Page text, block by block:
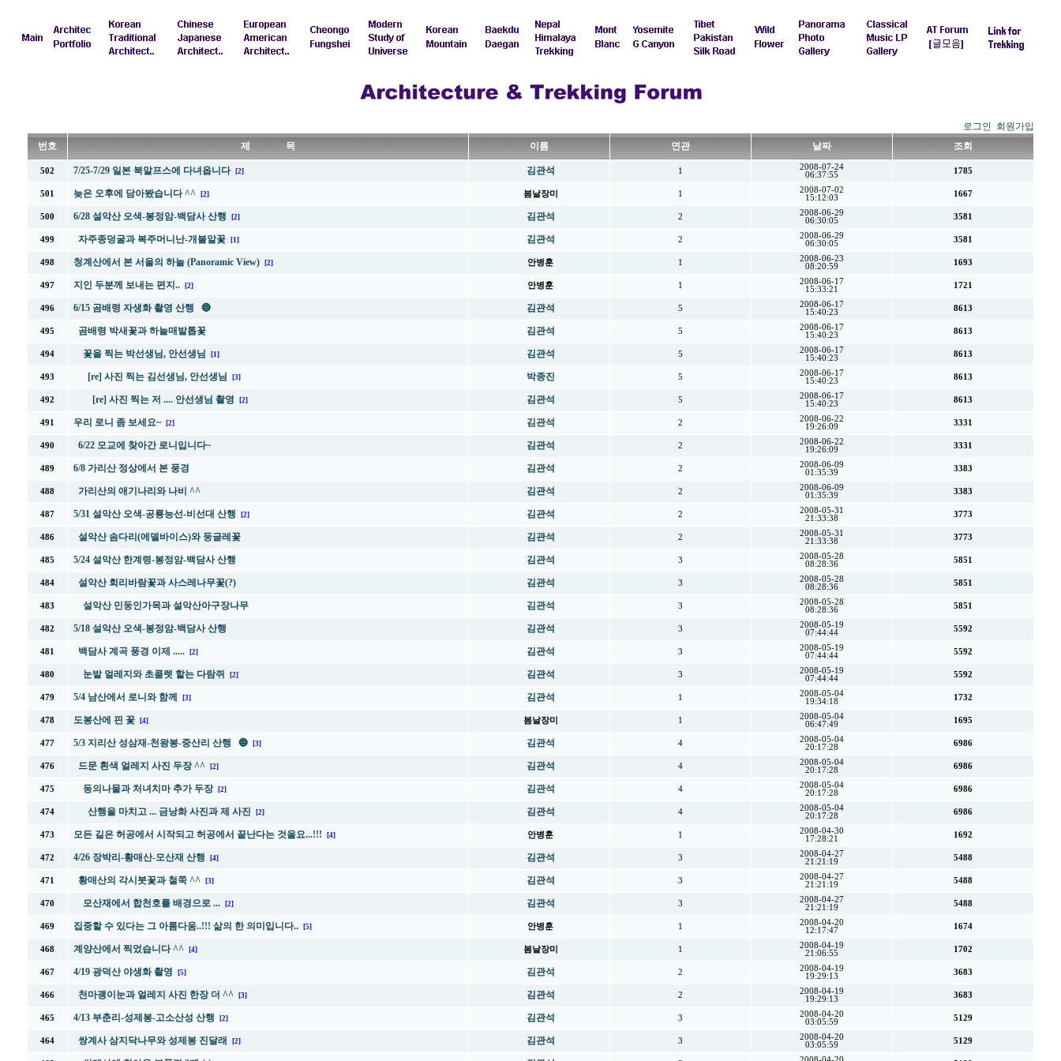
로그인 회원가입
번호
제 목 이름 연관 날짜 조회
502 7/25-7/29 일본 북알프스에 다녀옵니다 [2] 김관석 1
2008-07-24
06:37:55
1785
501 늦은 오후에 담아봤습니다 ^^ [2] 봄날장미 1
2008-07-02
15:12:03
1667
500 6/28 설악산 오색-봉정암-백담사 산행 [2] 김관석 2
2008-06-29
06:30:05
3581
499 자주종덩굴과 복주머니난-개불알꽃 [1] 김관석 2
2008-06-29
06:30:05
3581
498 청계산에서 본 서울의 하늘 (Panoramic View) [2] 안병훈 1
2008-06-23
08:20:59
1693
497 지인 두분께 보내는 편지.. [2] 안병훈 1
2008-06-17
15:33:21
1721
496 6/15 곰배령 자생화 촬영 산행 🔵 김관석 5
2008-06-17
15:40:23
8613
495 곰배령 박새꽃과 하늘매발톱꽃 김관석 5
2008-06-17
15:40:23
8613
494 꽃을 찍는 박선생님, 안선생님 [1] 김관석 5
2008-06-17
15:40:23
8613
493 [re] 사진 찍는 김선생님, 안선생님 [3] 박종진 5
2008-06-17
15:40:23
8613
492 [re] 사진 찍는 저 .... 안선생님 촬영 [2] 김관석 5
2008-06-17
15:40:23
8613
491 우리 로니 좀 보세요~ [2] 김관석 2
2008-06-22
19:26:09
3331
490 6/22 모교에 찾아간 로니입니다~ 김관석 2
2008-06-22
19:26:09
3331
489 6/8 가리산 정상에서 본 풍경 김관석 2
2008-06-09
01:35:39
3383
488 가리산의 애기나리와 나비 ^^ 김관석 2
2008-06-09
01:35:39
3383
487 5/31 설악산 오색-공룡능선-비선대 산행 [2] 김관석 2
2008-05-31
21:33:38
3773
486 설악산 솜다리(에델바이스)와 둥글레꽃 김관석 2
2008-05-31
21:33:38
3773
485 5/24 설악산 한계령-봉정암-백담사 산행 김관석 3
2008-05-28
08:28:36
5851
484 설악산 회리바람꽃과 사스레나무꽃(?) 김관석 3
2008-05-28
08:28:36
5851
483 설악산 민둥인가목과 설악산아구장나무 김관석 3
2008-05-28
08:28:36
5851
482 5/18 설악산 오색-봉정암-백담사 산행 김관석 3
2008-05-19
07:44:44
5592
481 백담사 계곡 풍경 이제 ..... [2] 김관석 3
2008-05-19
07:44:44
5592
480 눈밭 얼레지와 초콜렛 핱는 다람쥐 [2] 김관석 3
2008-05-19
07:44:44
5592
479 5/4 남산에서 로니와 함께 [3] 김관석 1
2008-05-04
19:34:18
1732
478 도봉산에 핀 꽃 [4] 봄날장미 1
2008-05-04
06:47:49
1695
477 5/3 지리산 성삼재-천왕봉-중산리 산행 🔵 [3] 김관석 4
2008-05-04
20:17:28
6986
476 드문 흰색 얼레지 사진 두장 ^^ [2] 김관석 4
2008-05-04
20:17:28
6986
475 동의나물과 처녀치마 추가 두장 [2] 김관석 4
2008-05-04
20:17:28
6986
474 산행을 마치고 ... 금낭화 사진과 제 사진 [2] 김관석 4
2008-05-04
20:17:28
6986
473 모든 길은 허공에서 시작되고 허공에서 끝난다는 것을요...!!! [4] 안병훈 1
2008-04-30
17:28:21
1692
472 4/26 장박리-황매산-모산재 산행 [4] 김관석 3
2008-04-27
21:21:19
5488
471 황매산의 각시붓꽃과 철쭉 ^^ [3] 김관석 3
2008-04-27
21:21:19
5488
470 모산재에서 합천호를 배경으로 ... [2] 김관석 3
2008-04-27
21:21:19
5488
469 집중할 수 있다는 그 아름다움..!!! 삶의 한 의미입니다.. [5] 안병훈 1
2008-04-20
12:17:47
1674
468 계양산에서 찍었습니다 ^^ [4] 봄날장미 1
2008-04-19
21:06:55
1702
467 4/19 광덕산 야생화 촬영 [5] 김관석 2
2008-04-19
19:29:13
3683
466 천마괭이눈과 얼레지 사진 한장 더 ^^ [3] 김관석 2
2008-04-19
19:29:13
3683
465 4/13 부춘리-성제봉-고소산성 산행 [2] 김관석 3
2008-04-20
03:05:59
5129
464 쌍계사 삼지닥나무와 성제봉 진달래 [2] 김관석 3
2008-04-20
03:05:59
5129